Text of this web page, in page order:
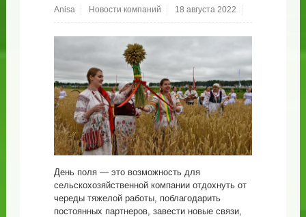
Anisa Новости компаний 18 августа 2022
День поля — это возможность для
сельскохозяйственной компании отдохнуть от
череды тяжелой работы, поблагодарить
постоянных партнеров, завести новые связи,